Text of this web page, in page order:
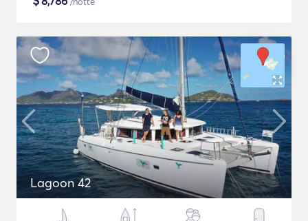
Lagoon 42